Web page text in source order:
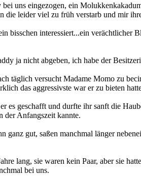
uns eingezogen, ein
die leider viel zu früh verstarb und mir
bisschen interessiert...ein verächtlicher
ja nicht abgeben, ich habe der
täglich versucht Madame Momo zu
das aggressivste war er zu bieten
es geschafft und durfte ihr sanft die
Anfangszeit kannte.
ganz gut, saßen manchmal länger
lang, sie waren kein Paar, aber sie
bei uns.